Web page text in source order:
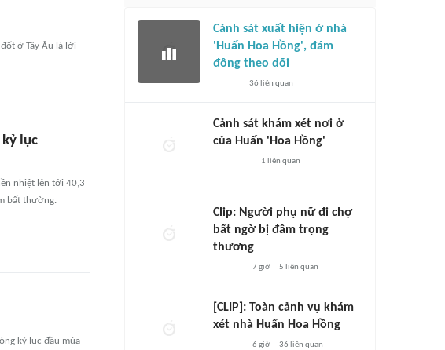
ở Tây Âu là lời
lục
nhiệt lên tới 40,3
bất thường.
kỷ lục đầu mùa
Cảnh sát xuất hiện ở nhà
'Huấn Hoa Hồng', đám
đông theo dõi
36 liên quan
Cảnh sát khám xét nơi ở
của Huấn 'Hoa Hồng'
1 liên quan
Clip: Người phụ nữ đi chợ
bất ngờ bị đâm trọng
thương
7 giờ 5 liên quan
[CLIP]: Toàn cảnh vụ khám
xét nhà Huấn Hoa Hồng
6 giờ 36 liên quan